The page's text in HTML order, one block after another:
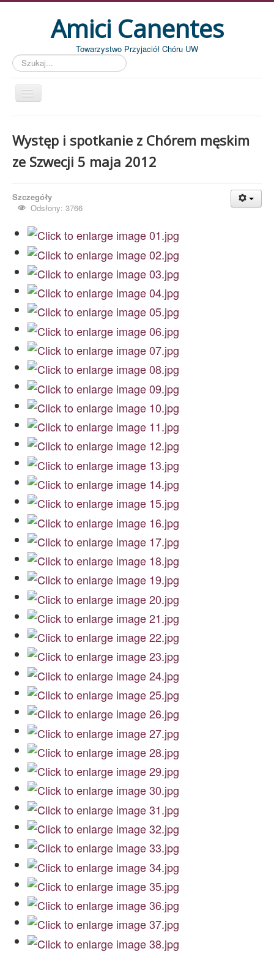
Amici Canentes
Towarzystwo Przyjaciół Chóru UW
Szukaj...
Aktualności
Wydarzenia
Piszemy
Pożegnania
Zdjęcia
Dyrygenci
Archiwum
O nas
Statut TPChUW
Kontakt
Występ i spotkanie z Chórem męskim
ze Szwecji 5 maja 2012
Szczegóły
Odsłony: 3766